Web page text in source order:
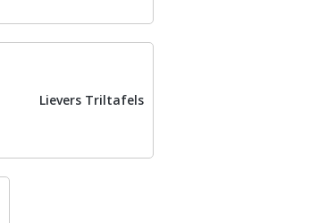
Lievers Triltafels